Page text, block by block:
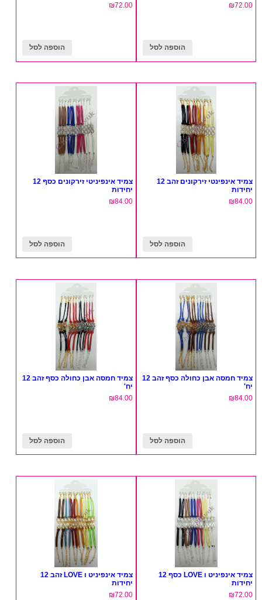
₪72.00
הוספה לסל
₪72.00
הוספה לסל
צמיד אינפינטי זירקונים זהב 12
יחידות
₪84.00
הוספה לסל
צמיד אינפיניטי זירקונים כסף 12
יחידות
₪84.00
הוספה לסל
צמיד חמסה אבן כחולה כסף זהב 12
יח'
₪84.00
הוספה לסל
צמיד חמסה אבן כחולה כסף זהב 12
יח'
₪84.00
הוספה לסל
צמיד אינפיניט ו LOVE כסף 12
יחידות
₪72.00
צמיד אינפיניט ו LOVE זהב 12
יחידות
₪72.00